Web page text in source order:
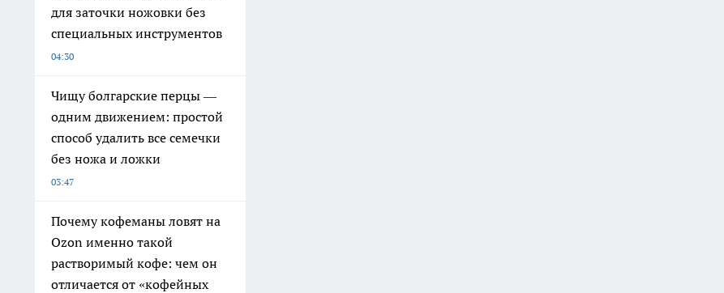
для заточки ножовки без
специальных инструментов
04:30
Чищу болгарские перцы —
одним движением: простой
способ удалить все семечки
без ножа и ложки
03:47
Почему кофеманы ловят на
Ozon именно такой
растворимый кофе: чем он
отличается от «кофейных